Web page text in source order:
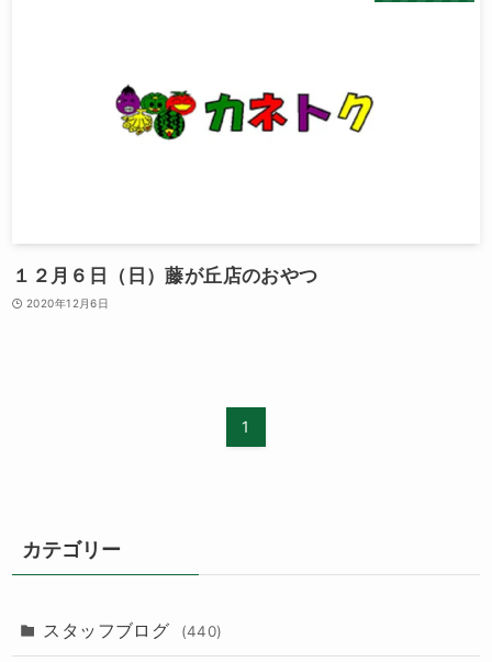
１２月６日（日）藤が丘店のおやつ
2020年12月6日
1
カテゴリー
スタッフブログ (440)